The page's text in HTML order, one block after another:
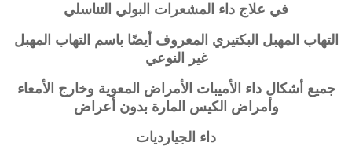
في علاج داء المشعرات البولي التناسلي
التهاب المهبل البكتيري المعروف أيضًا باسم التهاب المهبل
غير النوعي
جميع أشكال داء الأميبات الأمراض المعوية وخارج الأمعاء
وأمراض الكيس المارة بدون أعراض
داء الجيارديات